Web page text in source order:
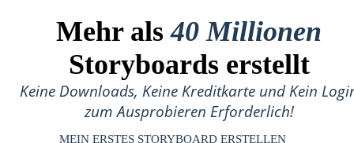
Mehr als40 Millionen
Storyboards erstellt
Keine Downloads, Keine Kreditkarte und Kein
zum Ausprobieren Erforderlich!
MEIN ERSTES STORYBOARD ERSTELLEN